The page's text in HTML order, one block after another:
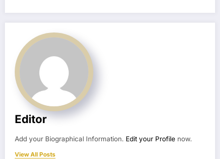
Editor
Add your Biographical Information. Edit your Profile now.
View All Posts